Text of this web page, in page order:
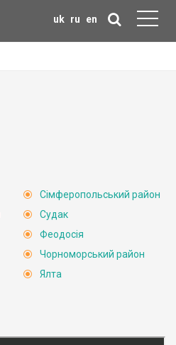
uk ru en
Сімферопольський район
Судак
Феодосія
Чорноморський район
Ялта